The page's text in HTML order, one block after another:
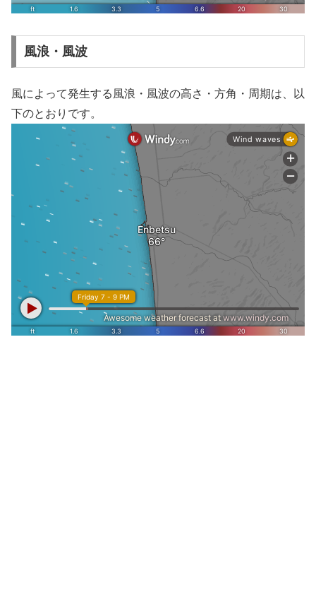
風浪・風波
風によって発生する風浪・風波の高さ・方角・周期は、以
下のとおりです。